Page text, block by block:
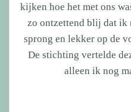
kijken hoe het met ons
zo ontzettend blij dat ik
sprong en lekker op de
De stichting vertelde
alleen ik nog